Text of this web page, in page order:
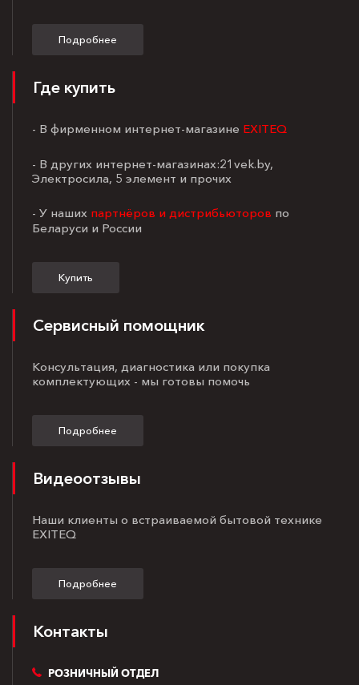
Подробнее
Где купить
- В фирменном интернет-магазине EXITEQ
- В других интернет-магазинах:21vek.by,
Электросила, 5 элемент и прочих
- У наших партнёров и дистрибьюторов по
Беларуси и России
Купить
Сервисный помощник
Консультация, диагностика или покупка
комплектующих - мы готовы помочь
Подробнее
Видеоотзывы
Наши клиенты о встраиваемой бытовой технике
EXITEQ
Подробнее
Контакты
РОЗНИЧНЫЙ ОТДЕЛ